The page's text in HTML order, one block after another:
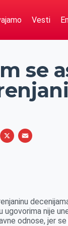
Vesti
se
W
X
ugovorima nije
odnose, jer